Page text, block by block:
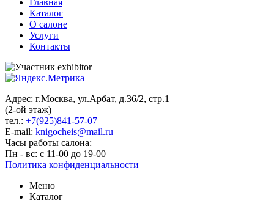
Главная
Каталог
О салоне
Услуги
Контакты
Адрес: г.Москва, ул.Арбат, д.36/2, стр.1
(2-ой этаж)
тел.: +7(925)841-57-07
E-mail: knigocheis@mail.ru
Часы работы салона:
Пн - вс: с 11-00 до 19-00
Политика конфиденциальности
Меню
Каталог